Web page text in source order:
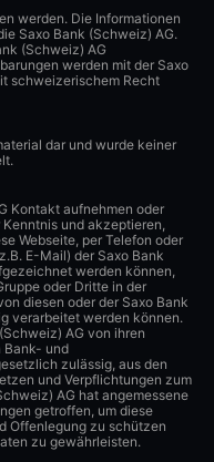
werden. Die Informationen
Saxo Bank (Schweiz) AG.
(Schweiz) AG
werden mit der Saxo
schweizerischem Recht
dar und wurde keiner
Kontakt aufnehmen oder
und akzeptieren,
Webseite, per Telefon oder
E-Mail) der Saxo Bank
werden können,
oder Dritte in der
diesen oder der Saxo Bank
verarbeitet werden können.
AG von ihren
Bank- und
zulässig, aus den
und Verpflichtungen zum
AG hat angemessene
getroffen, um diese
Offenlegung zu schützen
zu gewährleisten.